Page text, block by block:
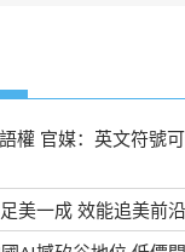
權 官媒：英文符號
美一成 效能追美前